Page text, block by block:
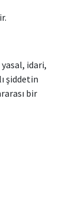
idari,
şiddetin
bir